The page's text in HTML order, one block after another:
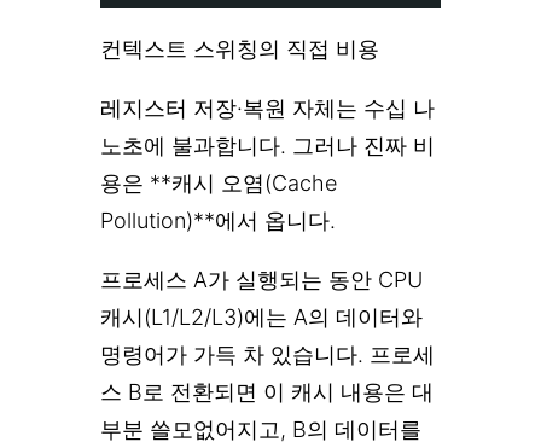
컨텍스트 스위칭의 직접 비용
레지스터 저장·복원 자체는 수십 나
노초에 불과합니다. 그러나 진짜 비
용은 **캐시 오염(Cache
Pollution)**에서 옵니다.
프로세스 A가 실행되는 동안 CPU
캐시(L1/L2/L3)에는 A의 데이터와
명령어가 가득 차 있습니다. 프로세
스 B로 전환되면 이 캐시 내용은 대
부분 쓸모없어지고, B의 데이터를